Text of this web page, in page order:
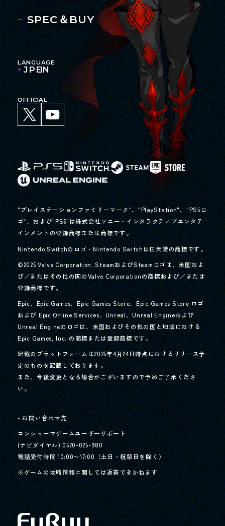
SPEC＆BUY
OFFICIAL
LANGUAGE
JPEN
"プレイステーションファミリーマーク"、"PlayStation"、"PS5ロ
ゴ"、および"PS5"は株式会社ソニー・インタラクティブエンタテ
インメントの登録商標または商標です。
Nintendo Switchのロゴ・Nintendo Switchは任天堂の商標です。
©2025 Valve Corporation. SteamおよびSteamロゴは、米国およ
び／またはその他の国のValve Corporationの商標および／または
登録商標です。
Epic、Epic Games、Epic Games Store、Epic Games Store ロゴ
および Epic Online Services、Unreal、Unreal Engineおよび
Unreal Engineのロゴは、米国およびその他の国と地域における
Epic Games, Inc. の商標または登録商標です。
記載のプラットフォームは2025年4月24日時点におけるリリース予
定のものを記載しております。
また、今後変更となる場合がございますので予めご了承くださ
い。
- お問い合わせ先
コンシューマゲームユーザーサポート
(ナビダイヤル) 0570-025-980
電話受付時間 10:00〜17:00（土日・祝祭日を除く）
※ゲームの攻略情報に関しては返答できかねます